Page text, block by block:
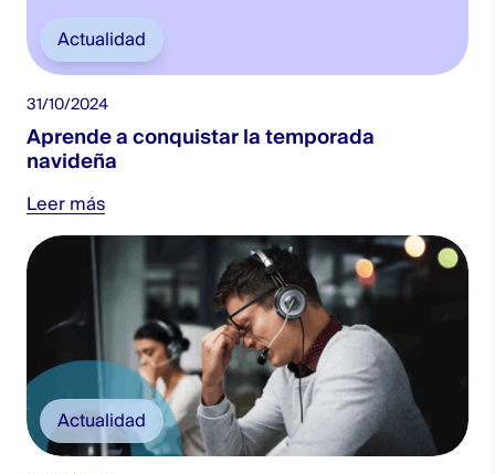
Actualidad
31/10/2024
Aprende a conquistar la temporada
navideña
Leer más
Actualidad